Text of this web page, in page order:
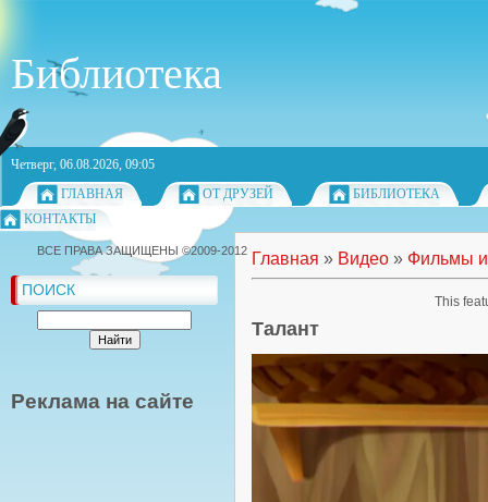
Библиотека
Четверг, 06.08.2026, 09:05
ГЛАВНАЯ
ОТ ДРУЗЕЙ
БИБЛИОТЕКА
КОНТАКТЫ
ПОИСК
Реклама на сайте
Главная » Видео » Фильмы
Талант
ВСЕ ПРАВА ЗАЩИЩЕНЫ ©2009-2012
This